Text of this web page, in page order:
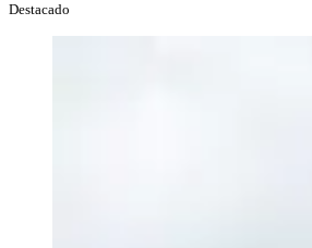
Destacado